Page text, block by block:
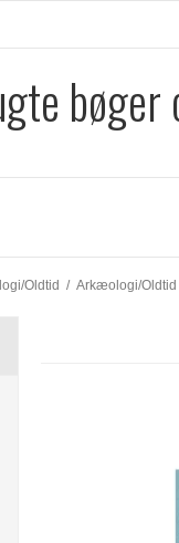
bøger
Oldtid / Arkæologi/Oldtid